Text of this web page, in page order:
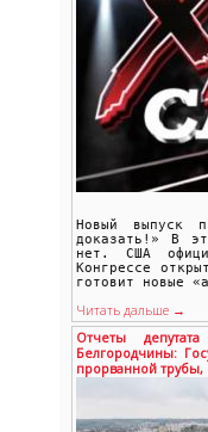
Новый выпуск
доказать!» В
нет. США
Конгрессе
готовит новые
Читать дальше →
Отчеты
Белгородчины:
прорванной трубы,